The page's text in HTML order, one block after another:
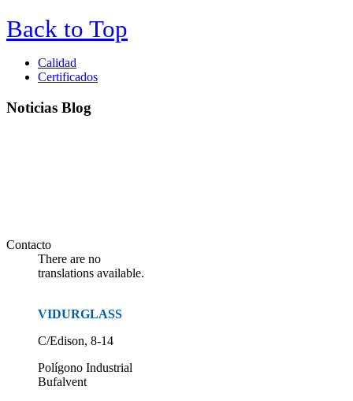
Back to Top
Calidad
Certificados
Noticias Blog
Contacto
There are no
translations available.
VIDURGLASS
C/Edison, 8-14
Polígono Industrial
Bufalvent